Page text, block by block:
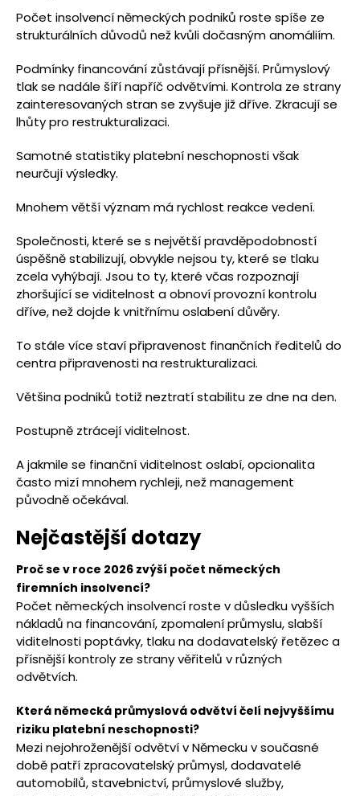
Počet insolvencí německých podniků roste spíše ze
strukturálních důvodů než kvůli dočasným anomáliím.
Podmínky financování zůstávají přísnější. Průmyslový
tlak se nadále šíří napříč odvětvími. Kontrola ze strany
zainteresovaných stran se zvyšuje již dříve. Zkracují se
lhůty pro restrukturalizaci.
Samotné statistiky platební neschopnosti však
neurčují výsledky.
Mnohem větší význam má rychlost reakce vedení.
Společnosti, které se s největší pravděpodobností
úspěšně stabilizují, obvykle nejsou ty, které se tlaku
zcela vyhýbají. Jsou to ty, které včas rozpoznají
zhoršující se viditelnost a obnoví provozní kontrolu
dříve, než dojde k vnitřnímu oslabení důvěry.
To stále více staví připravenost finančních ředitelů do
centra připravenosti na restrukturalizaci.
Většina podniků totiž neztratí stabilitu ze dne na den.
Postupně ztrácejí viditelnost.
A jakmile se finanční viditelnost oslabí, opcionalita
často mizí mnohem rychleji, než management
původně očekával.
Nejčastější dotazy
Proč se v roce 2026 zvýší počet německých
firemních insolvencí?
Počet německých insolvencí roste v důsledku vyšších
nákladů na financování, zpomalení průmyslu, slabší
viditelnosti poptávky, tlaku na dodavatelský řetězec a
přísnější kontroly ze strany věřitelů v různých
odvětvích.
Která německá průmyslová odvětví čelí nejvyššímu
riziku platební neschopnosti?
Mezi nejohroženější odvětví v Německu v současné
době patří zpracovatelský průmysl, dodavatelé
automobilů, stavebnictví, průmyslové služby,